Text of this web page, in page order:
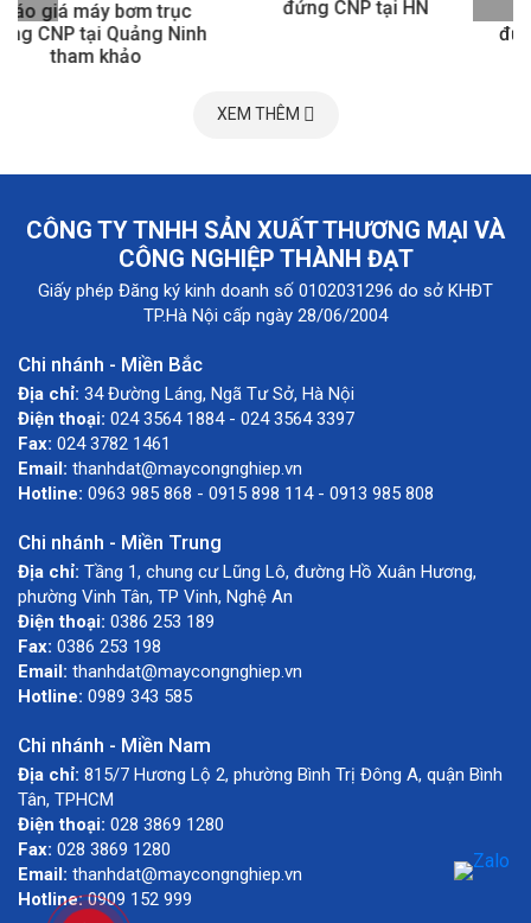
đứng CNP tại HN
Báo giá máy bơm trục
đứng CNP tại Bắc Ninh cập
XEM THÊM
CÔNG TY TNHH SẢN XUẤT THƯƠNG MẠI VÀ
CÔNG NGHIỆP THÀNH ĐẠT
Giấy phép Đăng ký kinh doanh số 0102031296 do sở KHĐT
TP.Hà Nội cấp ngày 28/06/2004
Chi nhánh - Miền Bắc
Địa chỉ: 34 Đường Láng, Ngã Tư Sở, Hà Nội
Điện thoại: 024 3564 1884 - 024 3564 3397
Fax: 024 3782 1461
Email: thanhdat@maycongnghiep.vn
Hotline: 0963 985 868 - 0915 898 114 - 0913 985 808
Chi nhánh - Miền Trung
Địa chỉ: Tầng 1, chung cư Lũng Lô, đường Hồ Xuân Hương,
phường Vinh Tân, TP Vinh, Nghệ An
Điện thoại: 0386 253 189
Fax: 0386 253 198
Email: thanhdat@maycongnghiep.vn
Hotline: 0989 343 585
Chi nhánh - Miền Nam
Địa chỉ: 815/7 Hương Lộ 2, phường Bình Trị Đông A, quận Bình
Tân, TPHCM
Điện thoại: 028 3869 1280
Fax: 028 3869 1280
Email: thanhdat@maycongnghiep.vn
Hotline:0909 152 999